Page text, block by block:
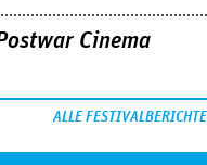
Cinema
ALLE FESTIVALBERICHTE